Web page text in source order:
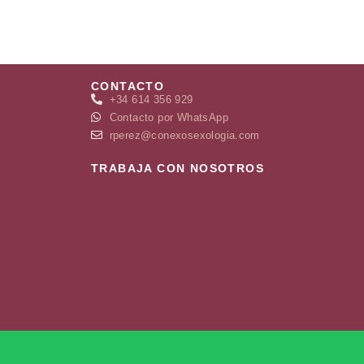
CONTACTO
+34 614 356 929
Contacto por WhatsApp
rperez@conexosexologia.com
TRABAJA CON NOSOTROS